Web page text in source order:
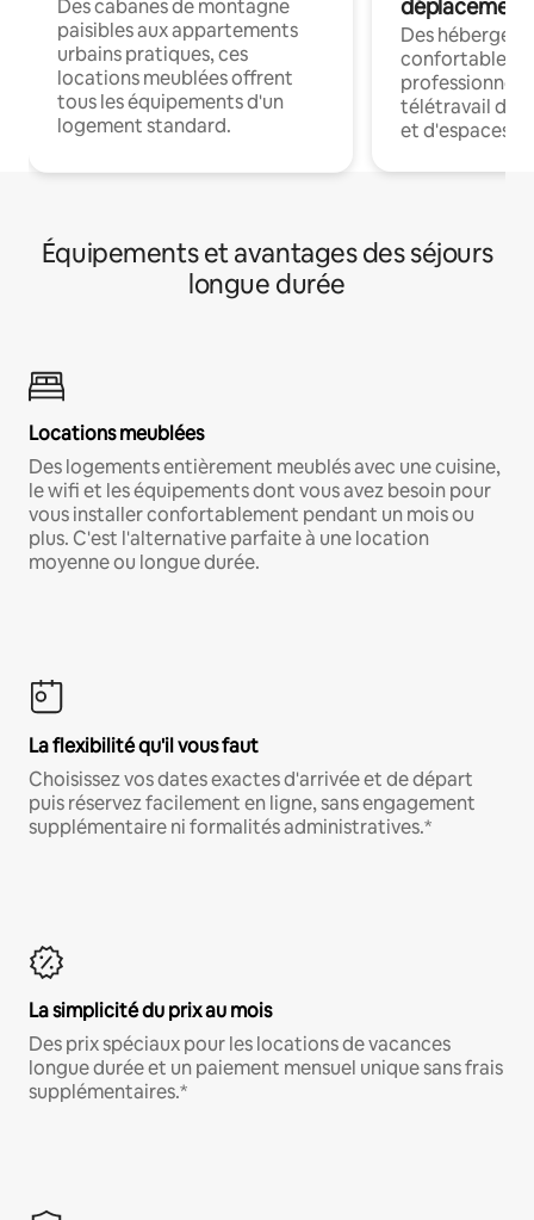
Des cabanes de montagne
paisibles aux appartements
urbains pratiques, ces
locations meublées offrent
tous les équipements d'un
logement standard.
déplacement
Des
confortables
professionnels
télétravail
et d'espaces
Équipements et avantages des séjours
longue durée
Locations meublées
Des logements entièrement meublés avec une cuisine,
le wifi et les équipements dont vous avez besoin pour
vous installer confortablement pendant un mois ou
plus. C'est l'alternative parfaite à une location
moyenne ou longue durée.
La flexibilité qu'il vous faut
Choisissez vos dates exactes d'arrivée et de départ
puis réservez facilement en ligne, sans engagement
supplémentaire ni formalités administratives.*
La simplicité du prix au mois
Des prix spéciaux pour les locations de vacances
longue durée et un paiement mensuel unique sans frais
supplémentaires.*